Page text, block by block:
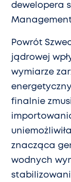
dewelopera
Powrót
jądrowej
wymiarze
finalnie
znacząca
wodnych